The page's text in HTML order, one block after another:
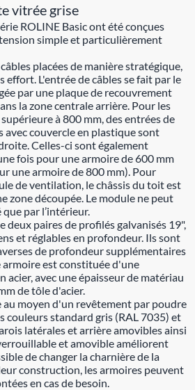
vitrée grise
ROLINE Basic ont été conçues
simple et particulièrement
placées de manière stratégique,
effort. L'entrée de câbles se fait par le
par une plaque de recouvrement
la zone centrale arrière. Pour les
à 800 mm, des entrées de
avec couvercle en plastique sont
Celles-ci sont également
fois pour une armoire de 600 mm
une armoire de 800 mm). Pour
de ventilation, le châssis du toit est
zone découpée. Le module ne peut
par l’intérieur.
deux paires de profilés galvanisés 19",
et réglables en profondeur. Ils sont
de profondeur supplémentaires
armoire est constituée d'une
avec une épaisseur de matériau
de tôle d'acier.
au moyen d'un revêtement par poudre
couleurs standard gris (RAL 7035) et
latérales et arrière amovibles ainsi
et amovible améliorent
de changer la charnière de la
construction, les armoires peuvent
en cas de besoin.